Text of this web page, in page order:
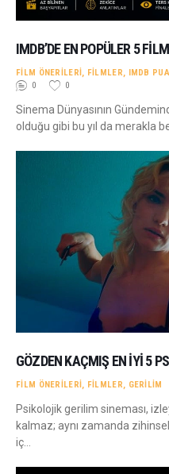
IMDB’DE EN POPÜLER 5
FILM ÖNERILERI, FILMLER, IMDB
0
0
Sinema Dünyasının
olduğu gibi bu yıl da merakla
GÖZDEN KAÇMIŞ EN İYI 5
FILM ÖNERILERI, FILMLER, GERILIM
Psikolojik gerilim sineması,
kalmaz; aynı zamanda
iç…